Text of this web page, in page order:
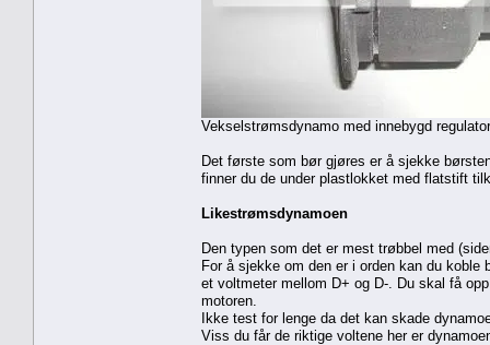
Vekselstrømsdynamo med innebygd
Det første som bør gjøres er å sjekke
finner du de under plastlokket med flatstift
Likestrømsdynamoen
Den typen som det er mest trøbbel med
For å sjekke om den er i orden kan du koble
et voltmeter mellom D+ og D-. Du skal få
motoren.
Ikke test for lenge da det kan skade
Viss du får de riktige voltene her er